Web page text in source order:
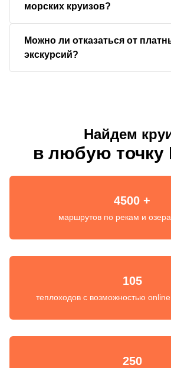
морских круизов?
Можно ли отказаться от
экскурсий?
Найдем
в любую точку
4500 +
маршрутов по рекам и
105
теплоходов с возможностью
250